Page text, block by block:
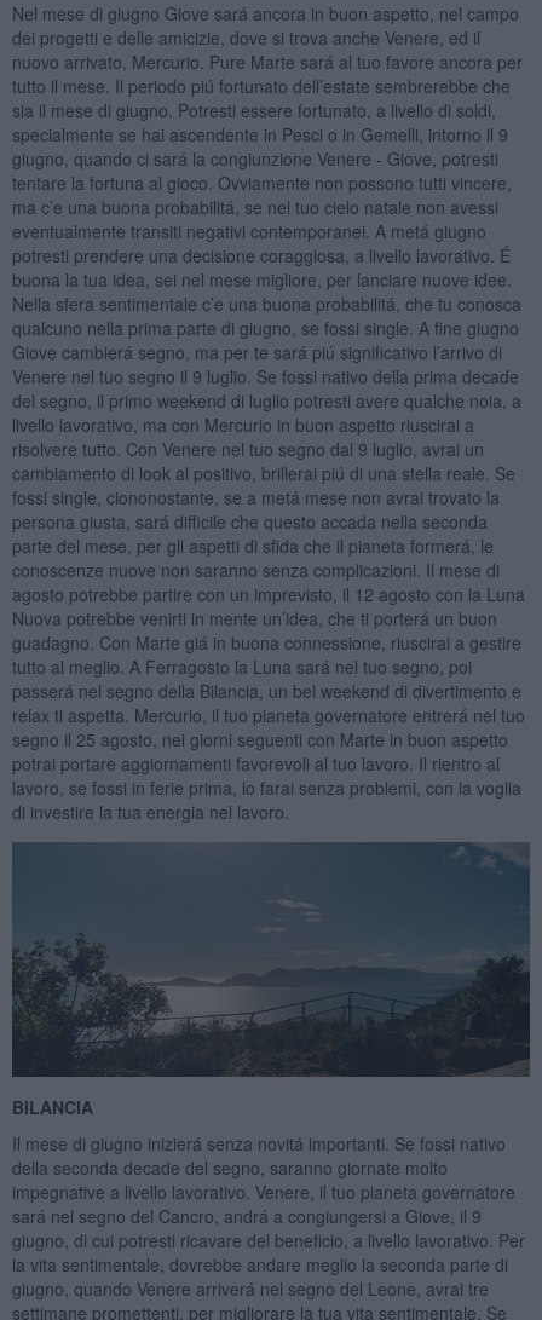
Nel mese di giugno Giove sará ancora in buon aspetto, nel campo
dei progetti e delle amicizie, dove si trova anche Venere, ed il
nuovo arrivato, Mercurio. Pure Marte sará al tuo favore ancora per
tutto il mese. Il periodo piú fortunato dell’estate sembrerebbe che
sia il mese di giugno. Potresti essere fortunato, a livello di soldi,
specialmente se hai ascendente in Pesci o in Gemelli, intorno il 9
giugno, quando ci sará la congiunzione Venere - Giove, potresti
tentare la fortuna al gioco. Ovviamente non possono tutti vincere,
ma c’e una buona probabilitá, se nel tuo cielo natale non avessi
eventualmente transiti negativi contemporanei. A metá giugno
potresti prendere una decisione coraggiosa, a livello lavorativo. É
buona la tua idea, sei nel mese migliore, per lanciare nuove idee.
Nella sfera sentimentale c’e una buona probabilitá, che tu conosca
qualcuno nella prima parte di giugno, se fossi single. A fine giugno
Giove cambierá segno, ma per te sará piú significativo l’arrivo di
Venere nel tuo segno il 9 luglio. Se fossi nativo della prima decade
del segno, il primo weekend di luglio potresti avere qualche noia, a
livello lavorativo, ma con Mercurio in buon aspetto riuscirai a
risolvere tutto. Con Venere nel tuo segno dal 9 luglio, avrai un
cambiamento di look al positivo, brillerai piú di una stella reale. Se
fossi single, ciononostante, se a metá mese non avrai trovato la
persona giusta, sará difficile che questo accada nella seconda
parte del mese, per gli aspetti di sfida che il pianeta formerá, le
conoscenze nuove non saranno senza complicazioni. Il mese di
agosto potrebbe partire con un imprevisto, il 12 agosto con la Luna
Nuova potrebbe venirti in mente un’idea, che ti porterá un buon
guadagno. Con Marte giá in buona connessione, riuscirai a gestire
tutto al meglio. A Ferragosto la Luna sará nel tuo segno, poi
passerá nel segno della Bilancia, un bel weekend di divertimento e
relax ti aspetta. Mercurio, il tuo pianeta governatore entrerá nel tuo
segno il 25 agosto, nei giorni seguenti con Marte in buon aspetto
potrai portare aggiornamenti favorevoli al tuo lavoro. Il rientro al
lavoro, se fossi in ferie prima, lo farai senza problemi, con la voglia
di investire la tua energia nel lavoro.
BILANCIA
Il mese di giugno inizierá senza novitá importanti. Se fossi nativo
della seconda decade del segno, saranno giornate molto
impegnative a livello lavorativo. Venere, il tuo pianeta governatore
sará nel segno del Cancro, andrá a congiungersi a Giove, il 9
giugno, di cui potresti ricavare del beneficio, a livello lavorativo. Per
la vita sentimentale, dovrebbe andare meglio la seconda parte di
giugno, quando Venere arriverá nel segno del Leone, avrai tre
settimane promettenti, per migliorare la tua vita sentimentale. Se